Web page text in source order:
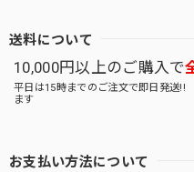
送料について
10,000円以上のご購入で
平日は15時までのご注文で即日発送
ます
お支払い方法について